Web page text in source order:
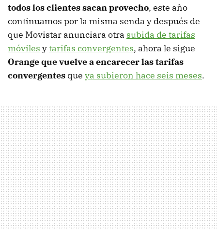
todos los clientes sacan provecho, este año
continuamos por la misma senda y después de
que Movistar anunciara otra subida de tarifas
móviles ytarifas convergentes, ahora le sigue
Orange que vuelve a encarecer las tarifas
convergentes que ya subieron hace seis meses.